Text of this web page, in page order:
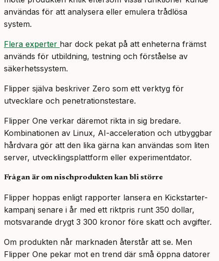
användas för att analysera eller emulera trådlösa
system.
Flera experter har dock pekat på att enheterna främst
används för utbildning, testning och förståelse av
säkerhetssystem.
Flipper själva beskriver Zero som ett verktyg för
utvecklare och penetrationstestare.
Flipper One verkar däremot rikta in sig bredare.
Kombinationen av Linux, AI-acceleration och utbyggbar
hårdvara gör att den lika gärna kan användas som liten
server, utvecklingsplattform eller experimentdator.
Frågan är om nischprodukten kan bli större
Flipper hoppas enligt rapporter lansera en Kickstarter-
kampanj senare i år med ett riktpris runt 350 dollar,
motsvarande drygt 3 300 kronor före skatt och avgifter.
Om produkten når marknaden återstår att se. Men
Flipper One pekar mot en trend där små öppna datorer